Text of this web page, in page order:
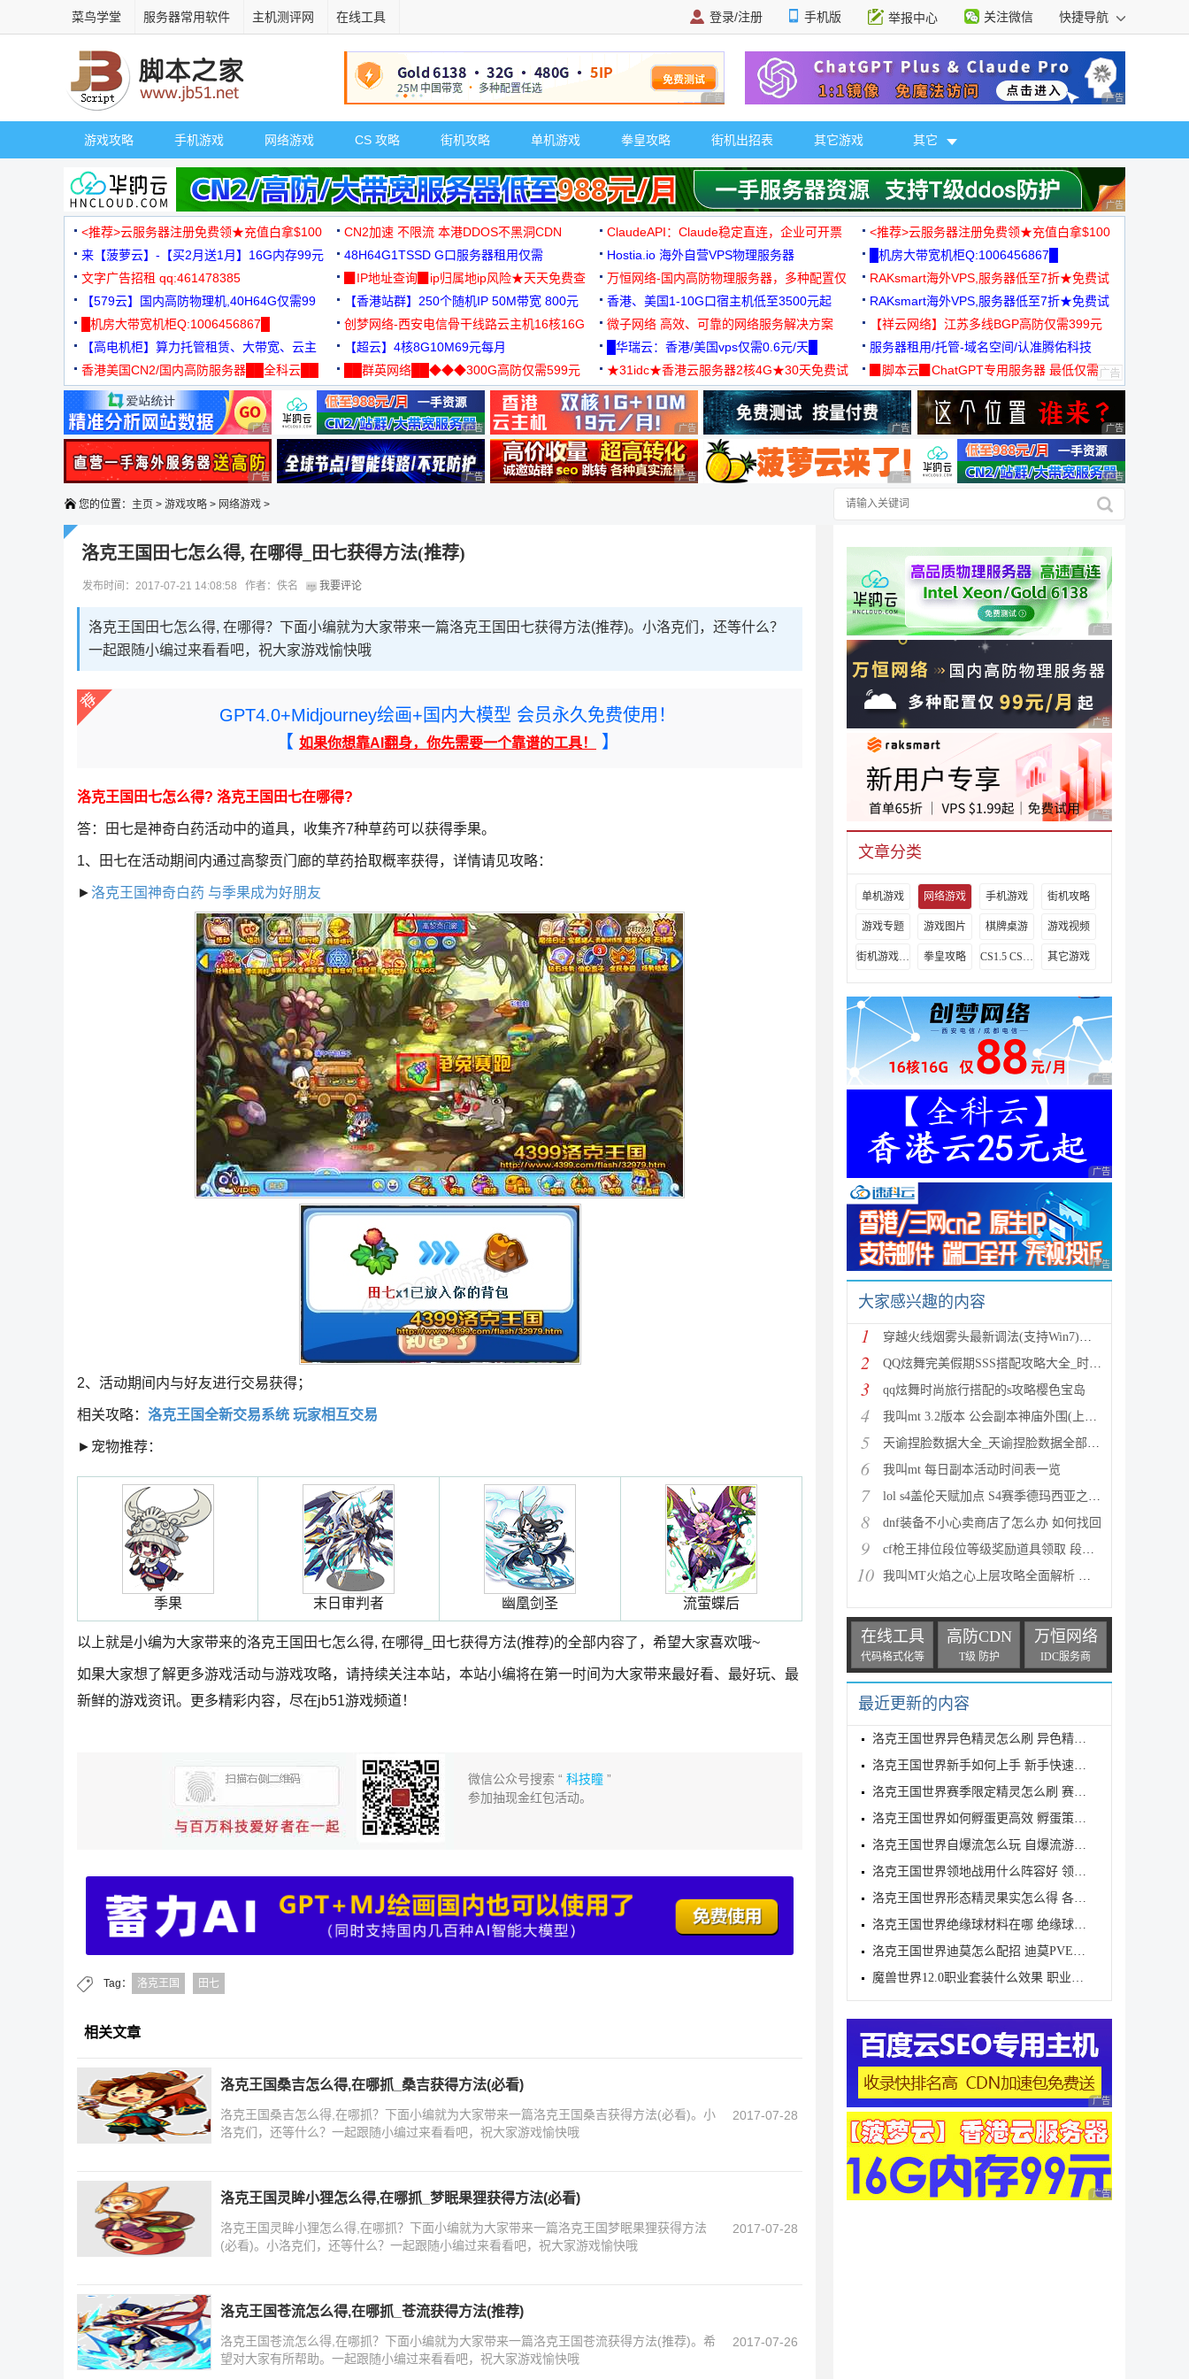
菜鸟学堂 服务器常用软件 主机测评网 在线工具 登录/注册 手机版 举报中心 关注微信 快捷导航
广告 商业广告，理性选择 广告 商业广告，理
游戏攻略 手机游戏 网络游戏 CS 攻略 街机攻略 单机游戏 拳皇攻略 街机出招表 其它游戏 其它
广告 商业广告，理
<推荐>云服务器注册免费领★充值白拿$100 CN2加速 不限流 本港DDOS不黑洞CDN ClaudeAPI：Claude稳定直连，企业可开票
<推荐>云服务器注册免费领★充值白拿$100
来【菠萝云】-【买2月送1月】16G内存99元
48H64G1TSSD G口服务器租用仅需
3000+可免费测试
Hostia.io 海外自营VPS物理服务器
█机房大带宽机柜Q:1006456867█
文字广告招租 qq:461478385
▉IP地址查询▉ip归属地ip风险★天天免费查
万恒网络-国内高防物理服务器，多种配置仅
99元/月起
RAKsmart海外VPS,服务器低至7折★免费试
用★
【579云】国内高防物理机,40H64G仅需99
元
【香港站群】250个随机IP 50M带宽 800元 香港、美国1-10G口宿主机低至3500元起
RAKsmart海外VPS,服务器低至7折★免费试
用★
█机房大带宽机柜Q:1006456867█
创梦网络-西安电信骨干线路云主机16核16G
88元/月
微子网络 高效、可靠的网络服务解决方案
【祥云网络】江苏多线BGP高防仅需399元
【高电机柜】算力托管租赁、大带宽、云主
机
【超云】4核8G10M69元每月 █华瑞云：香港/美国vps仅需0.6元/天█
服务器租用/托管-域名空间/认准腾佑科技
香港美国CN2/国内高防服务器██全科云██
██群英网络██◆◆◆300G高防仅需599元
◆◆◆
★31idc★香港云服务器2核4G★30天免费试
用◆
▉脚本云▉ChatGPT专用服务器 最低仅需
19元/月
广告 商业广告，理性选择 广告 商业广告，理性选择 广告 商业广告，理性选择 广告 商业广告，理性选择 广告 商业广告，理
广告 商业广告，理性选择 广告 商业广告，理性选择 广告 商业广告，理性选择 广告 商业广告，理性选择 广告 商业广告，理
您的位置： 主页 > 游戏攻略 > 网络游戏 >
洛克王国田七怎么得, 在哪得_田七获得方法(推荐)
发布时间：2017-07-21 14:08:58 作者：佚名 我要评论
洛克王国田七怎么得, 在哪得？下面小编就为大家带来一篇洛克王国田七获得方法(推荐)。小洛克们，还等什么？
一起跟随小编过来看看吧，祝大家游戏愉快哦
GPT4.0+Midjourney绘画+国内大模型 会员永久免费使用！
【 如果你想靠AI翻身，你先需要一个靠谱的工具！ 】
洛克王国田七怎么得? 洛克王国田七在哪得?
答：田七是神奇白药活动中的道具，收集齐7种草药可以获得季果。
1、田七在活动期间内通过高黎贡门廊的草药拾取概率获得，详情请见攻略：
►洛克王国神奇白药 与季果成为好朋友
2、活动期间内与好友进行交易获得；
相关攻略： 洛克王国全新交易系统 玩家相互交易
►宠物推荐：
季果 末日审判者 幽凰剑圣 流萤蝶后
以上就是小编为大家带来的洛克王国田七怎么得, 在哪得_田七获得方法(推荐)的全部内容了，希望大家喜欢哦~
如果大家想了解更多游戏活动与游戏攻略，请持续关注本站，本站小编将在第一时间为大家带来最好看、最好玩、最
新鲜的游戏资讯。更多精彩内容，尽在jb51游戏频道！
微信公众号搜索 “科技瞳 ”
参加抽现金红包活动。
Tag： 洛克王国 田七
相关文章
洛克王国桑吉怎么得,在哪抓_桑吉获得方法(必看)
洛克王国桑吉怎么得,在哪抓？下面小编就为大家带来一篇洛克王国桑吉获得方法(必看)。小
洛克们，还等什么？一起跟随小编过来看看吧，祝大家游戏愉快哦
2017-07-28
洛克王国灵眸小狸怎么得,在哪抓_梦眠果狸获得方法(必看)
洛克王国灵眸小狸怎么得,在哪抓？下面小编就为大家带来一篇洛克王国梦眠果狸获得方法
(必看)。小洛克们，还等什么？一起跟随小编过来看看吧，祝大家游戏愉快哦
2017-07-28
洛克王国苍流怎么得,在哪抓_苍流获得方法(推荐)
洛克王国苍流怎么得,在哪抓？下面小编就为大家带来一篇洛克王国苍流获得方法(推荐)。希
望对大家有所帮助。一起跟随小编过来看看吧，祝大家游戏愉快哦
2017-07-26
广告 商业广告，理性
广告 商业广告，理性
广告 商业广告，理性
文章分类
单机游戏 网络游戏 手机游戏 街机攻略
游戏专题 游戏图片 棋牌桌游 游戏视频
街机游戏出招表 拳皇攻略 CS1.5 CS1.6攻略 其它游戏
广告 商业广告，理性
广告 商业广告，理性
广告 商业广告，理性
大家感兴趣的内容
1 穿越火线烟雾头最新调法(支持Win7)图文攻略
2 QQ炫舞完美假期SSS搭配攻略大全_时尚旅行完美假期1-15
3 qq炫舞时尚旅行搭配的s攻略樱色宝岛
4 我叫mt 3.2版本 公会副本神庙外围(上层)攻略心得
5 天谕捏脸数据大全_天谕捏脸数据全部汇总
6 我叫mt 每日副本活动时间表一览
7 lol s4盖伦天赋加点 S4赛季德玛西亚之力符文与出装推
8 dnf装备不小心卖商店了怎么办 如何找回
9 cf枪王排位段位等级奖励道具领取 段位等级奖励大全
10 我叫MT火焰之心上层攻略全面解析 挑战拉格罗斯
在线工具
代码格式化等
高防CDN
T级 防护
万恒网络
IDC服务商
最近更新的内容
洛克王国世界异色精灵怎么刷 异色精灵高效刷取指南
洛克王国世界新手如何上手 新手快速入门教学
洛克王国世界赛季限定精灵怎么刷 赛季限定奇遇精灵刷
洛克王国世界如何孵蛋更高效 孵蛋策略分享
洛克王国世界自爆流怎么玩 自爆流游玩心得
洛克王国世界领地战用什么阵容好 领地战速通阵容推荐
洛克王国世界形态精灵果实怎么得 各形态精灵果实获取
洛克王国世界绝缘球材料在哪 绝缘球材料收集线路攻略
洛克王国世界迪莫怎么配招 迪莫PVE与PVP配招推荐
魔兽世界12.0职业套装什么效果 职业套装一览
广告 商业广告，理性
广告 商业广告，理性